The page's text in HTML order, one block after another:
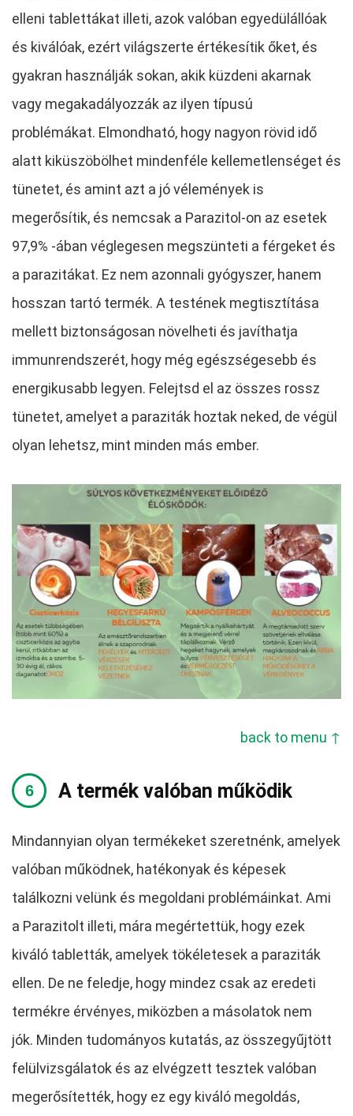
elleni tablettákat illeti, azok valóban egyedülállóak
és kiválóak, ezért világszerte értékesítik őket, és
gyakran használják sokan, akik küzdeni akarnak
vagy megakadályozzák az ilyen típusú
problémákat. Elmondható, hogy nagyon rövid idő
alatt kiküszöbölhet mindenféle kellemetlenséget és
tünetet, és amint azt a jó vélemények is
megerősítik, és nemcsak a Parazitol-on az esetek
97,9% -ában véglegesen megszünteti a férgeket és
a parazitákat. Ez nem azonnali gyógyszer, hanem
hosszan tartó termék. A testének megtisztítása
mellett biztonságosan növelheti és javíthatja
immunrendszerét, hogy még egészségesebb és
energikusabb legyen. Felejtsd el az összes rossz
tünetet, amelyet a paraziták hoztak neked, de végül
olyan lehetsz, mint minden más ember.
back to menu ↑
A termék valóban működik
Mindannyian olyan termékeket szeretnénk, amelyek
valóban működnek, hatékonyak és képesek
találkozni velünk és megoldani problémáinkat. Ami
a Parazitolt illeti, mára megértettük, hogy ezek
kiváló tabletták, amelyek tökéletesek a paraziták
ellen. De ne feledje, hogy mindez csak az eredeti
termékre érvényes, miközben a másolatok nem
jók. Minden tudományos kutatás, az összegyűjtött
felülvizsgálatok és az elvégzett tesztek valóban
megerősítették, hogy ez egy kiváló megoldás,